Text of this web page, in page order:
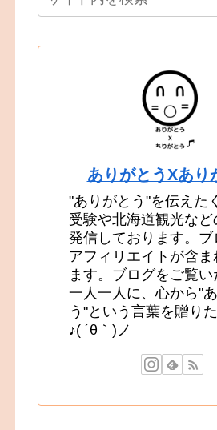
ありがとうXあり
"ありがとう"を伝えた
受験や北海道観光など
発信しております。ブ
アフィリエイトが含ま
ます。ブログをご覧い
一人一人に、心から"
う"という言葉を贈り
♪( ´θ｀)ノ